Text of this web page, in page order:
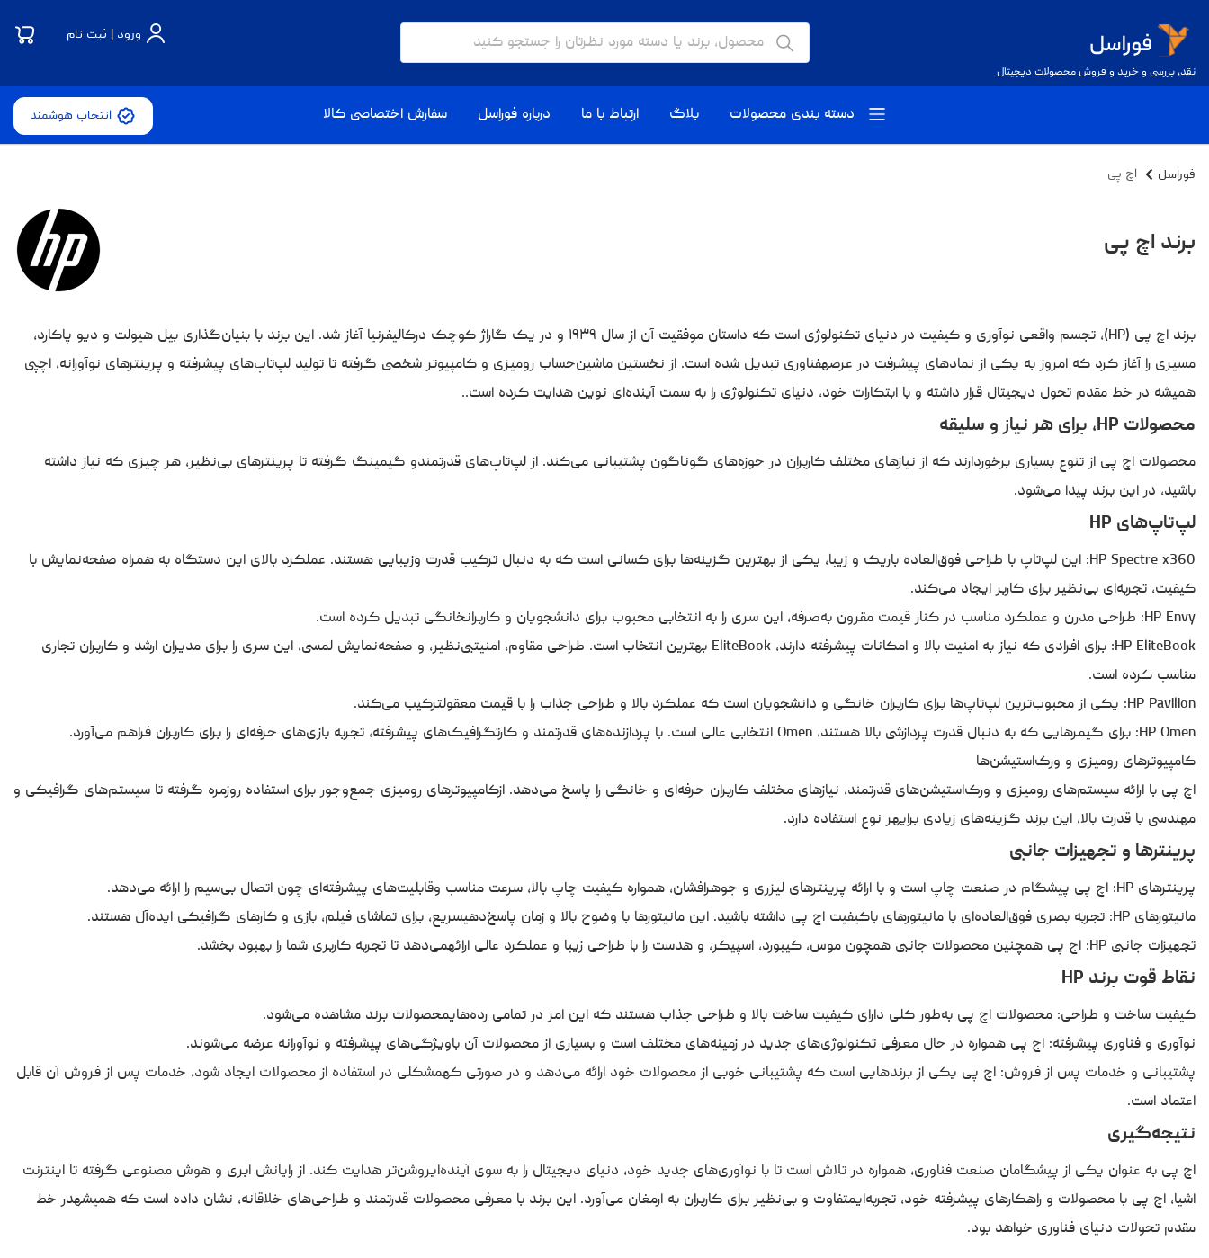
نقد، بررسی و خرید و فروش محصولات دیجیتال
ورود | ثبت نام
دسته بندی محصولات بلاگ ارتباط با ما درباره فوراسل سفارش اختصاصی کالا انتخاب هوشمند
فوراسل اچ‌ پی
برند اچ‌ پی
برند اچ پی (HP)، تجسم واقعی نوآوری و کیفیت در دنیای تکنولوژی است که داستان موفقیت آن از سال ۱۹۳۹ و در یک گاراژ کوچک درکالیفرنیا آغاز شد. این برند با بنیان‌گذاری بیل هیولت و دیو پاکارد،
مسیری را آغاز کرد که امروز به یکی از نمادهای پیشرفت در عرصهفناوری تبدیل شده است. از نخستین ماشین‌حساب رومیزی و کامپیوتر شخصی گرفته تا تولید لپ‌تاپ‌های پیشرفته و پرینترهای نوآورانه، اچپی
همیشه در خط مقدم تحول دیجیتال قرار داشته و با ابتکارات خود، دنیای تکنولوژی را به سمت آینده‌ای نوین هدایت کرده است..
محصولات HP، برای هر نیاز و سلیقه
محصولات اچ پی از تنوع بسیاری برخوردارند که از نیازهای مختلف کاربران در حوزه‌های گوناگون پشتیبانی می‌کند. از لپ‌تاپ‌های قدرتمندو گیمینگ گرفته تا پرینترهای بی‌نظیر، هر چیزی که نیاز داشته
باشید، در این برند پیدا می‌شود.
لپ‌تاپ‌های HP
HP Spectre x360: این لپ‌تاپ با طراحی فوق‌العاده باریک و زیبا، یکی از بهترین گزینه‌ها برای کسانی است که به دنبال ترکیب قدرت وزیبایی هستند. عملکرد بالای این دستگاه به همراه صفحه‌نمایش با
کیفیت، تجربه‌ای بی‌نظیر برای کاربر ایجاد می‌کند.
HP Envy: طراحی مدرن و عملکرد مناسب در کنار قیمت مقرون به‌صرفه، این سری را به انتخابی محبوب برای دانشجویان و کاربرانخانگی تبدیل کرده است.
HP EliteBook: برای افرادی که نیاز به امنیت بالا و امکانات پیشرفته دارند، EliteBook بهترین انتخاب است. طراحی مقاوم، امنیتبی‌نظیر، و صفحه‌نمایش لمسی، این سری را برای مدیران ارشد و کاربران تجاری
مناسب کرده است.
HP Pavilion: یکی از محبوب‌ترین لپ‌تاپ‌ها برای کاربران خانگی و دانشجویان است که عملکرد بالا و طراحی جذاب را با قیمت معقولترکیب می‌کند.
HP Omen: برای گیمرهایی که به دنبال قدرت پردازشی بالا هستند، Omen انتخابی عالی است. با پردازنده‌های قدرتمند و کارتگرافیک‌های پیشرفته، تجربه بازی‌های حرفه‌ای را برای کاربران فراهم می‌آورد.
کامپیوترهای رومیزی و ورک‌استیشن‌ها
اچ پی با ارائه سیستم‌های رومیزی و ورک‌استیشن‌های قدرتمند، نیازهای مختلف کاربران حرفه‌ای و خانگی را پاسخ می‌دهد. ازکامپیوترهای رومیزی جمع‌وجور برای استفاده روزمره گرفته تا سیستم‌های گرافیکی و
مهندسی با قدرت بالا، این برند گزینه‌های زیادی برایهر نوع استفاده دارد.
پرینترها و تجهیزات جانبی
پرینترهای HP: اچ پی پیشگام در صنعت چاپ است و با ارائه پرینترهای لیزری و جوهرافشان، همواره کیفیت چاپ بالا، سرعت مناسب وقابلیت‌های پیشرفته‌ای چون اتصال بی‌سیم را ارائه می‌دهد.
مانیتورهای HP: تجربه بصری فوق‌العاده‌ای با مانیتورهای باکیفیت اچ پی داشته باشید. این مانیتورها با وضوح بالا و زمان پاسخ‌دهیسریع، برای تماشای فیلم، بازی و کارهای گرافیکی ایده‌آل هستند.
تجهیزات جانبی HP: اچ پی همچنین محصولات جانبی همچون موس، کیبورد، اسپیکر، و هدست را با طراحی زیبا و عملکرد عالی ارائهمی‌دهد تا تجربه کاربری شما را بهبود بخشد.
نقاط قوت برند HP
کیفیت ساخت و طراحی: محصولات اچ پی به‌طور کلی دارای کیفیت ساخت بالا و طراحی جذاب هستند که این امر در تمامی رده‌هایمحصولات برند مشاهده می‌شود.
نوآوری و فناوری پیشرفته: اچ پی همواره در حال معرفی تکنولوژی‌های جدید در زمینه‌های مختلف است و بسیاری از محصولات آن باویژگی‌های پیشرفته و نوآورانه عرضه می‌شوند.
پشتیبانی و خدمات پس از فروش: اچ پی یکی از برندهایی است که پشتیبانی خوبی از محصولات خود ارائه می‌دهد و در صورتی کهمشکلی در استفاده از محصولات ایجاد شود، خدمات پس از فروش آن قابل
اعتماد است.
نتیجه‌گیری
اچ پی به عنوان یکی از پیشگامان صنعت فناوری، همواره در تلاش است تا با نوآوری‌های جدید خود، دنیای دیجیتال را به سوی آینده‌ایروشن‌تر هدایت کند. از رایانش ابری و هوش مصنوعی گرفته تا اینترنت
اشیا، اچ پی با محصولات و راهکارهای پیشرفته خود، تجربه‌ایمتفاوت و بی‌نظیر برای کاربران به ارمغان می‌آورد. این برند با معرفی محصولات قدرتمند و طراحی‌های خلاقانه، نشان داده است که همیشهدر خط
مقدم تحولات دنیای فناوری خواهد بود.